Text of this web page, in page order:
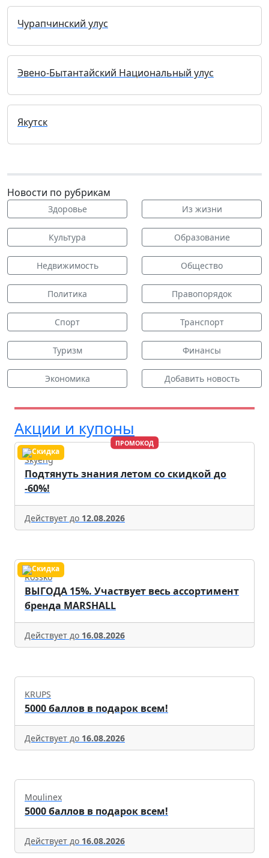
Чурапчинский улус
Эвено-Бытантайский Национальный улус
Якутск
Новости по рубрикам
Здоровье Из жизни
Культура Образование
Недвижимость Общество
Политика Правопорядок
Спорт Транспорт
Туризм Финансы
Экономика Добавить новость
Акции и купоны
ПРОМОКОД
Skyeng
Подтянуть знания летом со скидкой до
-60%!
Действует до 12.08.2026
Rossko
ВЫГОДА 15%. Участвует весь ассортимент
бренда MARSHALL
Действует до 16.08.2026
KRUPS
5000 баллов в подарок всем!
Действует до 16.08.2026
Moulinex
5000 баллов в подарок всем!
Действует до 16.08.2026